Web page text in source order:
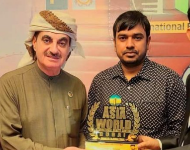
वर्ल्डवाइड रिकॉर्ड्स भोजपुरी का नया धमाकेदार गाना जल्द, दुबई की